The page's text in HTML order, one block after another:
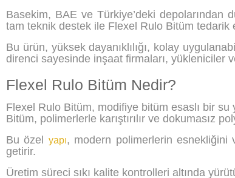
Basekim, BAE ve Türkiye’deki depolarından
tam teknik destek ile Flexel Rulo Bitüm tedarik
Bu ürün, yüksek dayanıklılığı, kolay
direnci sayesinde inşaat firmaları, yükleniciler
Flexel Rulo Bitüm Nedir?
Flexel Rulo Bitüm, modifiye bitüm esaslı bir su
Bitüm, polimerlerle karıştırılır ve dokumasız
Bu özel yapı, modern polimerlerin esnekliğini
getirir.
Üretim süreci sıkı kalite kontrolleri altında